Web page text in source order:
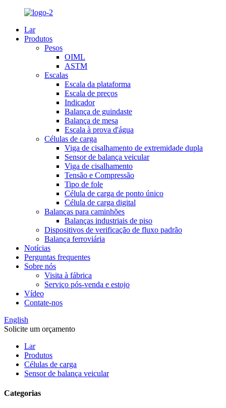
Lar
Produtos
Pesos
OIML
ASTM
Escalas
Escala da plataforma
Escala de preços
Indicador
Balança de guindaste
Balança de mesa
Escala à prova d'água
Células de carga
Viga de cisalhamento de extremidade dupla
Sensor de balança veicular
Viga de cisalhamento
Tensão e Compressão
Tipo de fole
Célula de carga de ponto único
Célula de carga digital
Balanças para caminhões
Balanças industriais de piso
Dispositivos de verificação de fluxo padrão
Balança ferroviária
Notícias
Perguntas frequentes
Sobre nós
Visita à fábrica
Serviço pós-venda e estojo
Vídeo
Contate-nos
English
Solicite um orçamento
Lar
Produtos
Células de carga
Sensor de balança veicular
Categorias